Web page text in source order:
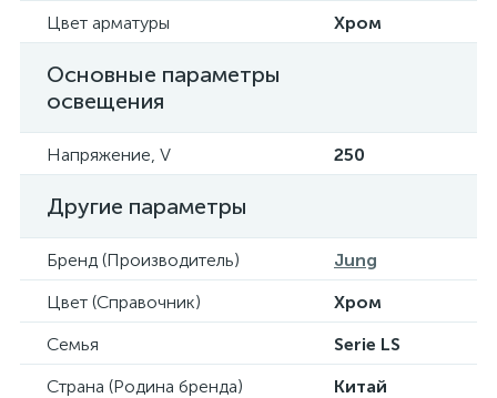
Цвет арматуры
Хром
Основные параметры
освещения
Напряжение, V 250
Другие параметры
Бренд (Производитель)
Jung
Цвет (Справочник)
Хром
Семья
Serie LS
Страна (Родина бренда)
Китай